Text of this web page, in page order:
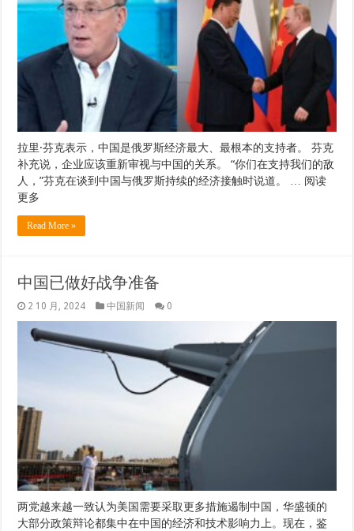
拉里·芬克表示，中国是俄罗斯经济最大、最根本的支持者。 芬克
补充说，企业应该重新审视与中国的关系。 “你们在支持我们的敌
人，”芬克在谈到中国​​与俄罗斯持续的经济接触时说道。 … 阅读
更多
Read More »
中国已做好战争准备
2 10 月, 2024 中国新闻 0
两党越来越一致认为美国需要采取更多措施遏制中国，华盛顿的
大部分政策辩论都集中在中国的经济和技术影响力上。现在，鉴